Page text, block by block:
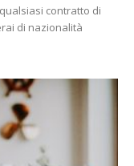
contratto di
di nazionalità